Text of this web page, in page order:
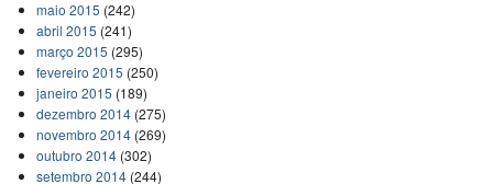
maio 2015 (242)
abril 2015 (241)
março 2015 (295)
fevereiro 2015 (250)
janeiro 2015 (189)
dezembro 2014(275)
novembro 2014(269)
outubro 2014(302)
setembro 2014(244)